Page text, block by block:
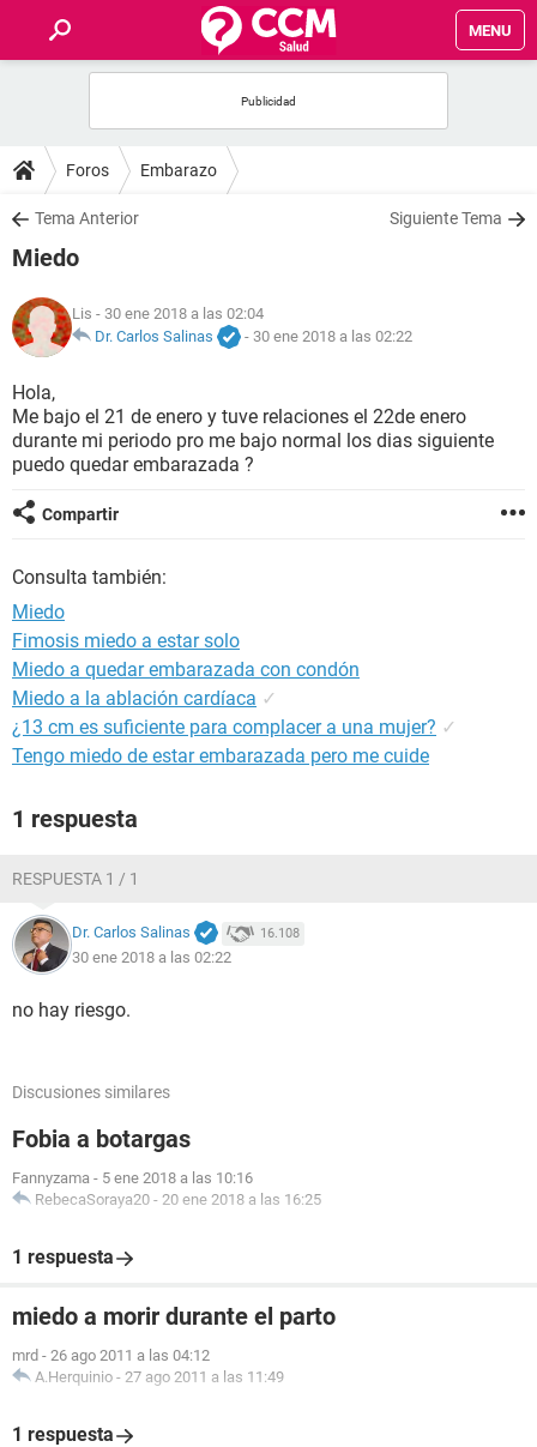
MENU
FOROS
SALUD
NUTRICIÓN
BIENESTAR
SEXUALIDAD
GLOSARIO
Foros Embarazo
Tema Anterior Siguiente Tema
Miedo
Lis - 30 ene 2018 a las 02:04
Dr. Carlos Salinas
- 30 ene 2018 a las 02:22
Hola,
Me bajo el 21 de enero y tuve relaciones el 22de enero
durante mi periodo pro me bajo normal los dias siguiente
puedo quedar embarazada ?
Compartir
Consulta también:
Miedo
Fimosis miedo a estar solo
Miedo a quedar embarazada con condón
Miedo a la ablación cardíaca ✓
¿13 cm es suficiente para complacer a una mujer? ✓
Tengo miedo de estar embarazada pero me cuide
1 respuesta
RESPUESTA 1 / 1
Dr. Carlos Salinas 16.108
30 ene 2018 a las 02:22
no hay riesgo.
Discusiones similares
Fobia a botargas
Fannyzama - 5 ene 2018 a las 10:16
RebecaSoraya20 - 20 ene 2018 a las 16:25
1 respuesta
miedo a morir durante el parto
mrd - 26 ago 2011 a las 04:12
A.Herquinio - 27 ago 2011 a las 11:49
1 respuesta